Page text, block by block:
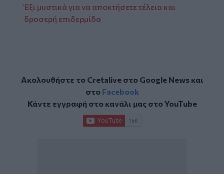
Έξι μυστικά για να αποκτήσετε τέλεια και
δροσερή επιδερμίδα
Ακολουθήστε το Cretalive στο Google Newsκαι
στο Facebook
Κάντε εγγραφή στο κανάλι μας στοYouTube